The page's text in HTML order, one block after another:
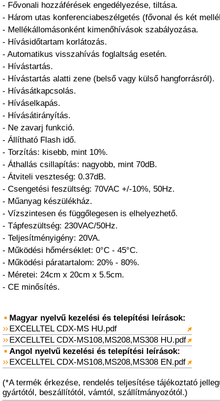
- Fővonali hozzáférések engedélyezése, tiltása.
- Három utas konferenciabeszélgetés (fővonal és két
- Mellékállomásonként kimenőhívások szabályozása.
- Hívásidőtartam korlátozás.
- Automatikus visszahívás foglaltság esetén.
- Hívástartás.
- Hívástartás alatti zene (belső vagy külső hangforrásról).
- Hívásátkapcsolás.
- Híváselkapás.
- Hívásátirányítás.
- Ne zavarj funkció.
- Állítható Flash idő.
- Torzítás: kisebb, mint 10%.
- Áthallás csillapítás: nagyobb, mint 70dB.
- Átviteli veszteség: 0.37dB.
- Csengetési feszültség: 70VAC +/-10%, 50Hz.
- Műanyag készülékház.
- Vízszintesen és függőlegesen is elhelyezhető.
- Tápfeszültség: 230VAC/50Hz.
- Teljesítményigény: 20VA.
- Működési hőmérséklet: 0°C - 45°C.
- Működési páratartalom: 20% - 80%.
- Méretei: 24cm x 20cm x 5.5cm.
- CE minősítés.
Magyar nyelvű kezelési és telepítési leírások:
EXCELLTEL CDX-MS HU.pdf
EXCELLTEL CDX-MS108,MS208,MS308 HU.pdf
Angol nyelvű kezelési és telepítési leírások:
EXCELLTEL CDX-MS108,MS208,MS308 EN.pdf
(*A termék érkezése, rendelés teljesítése tájékoztató
gyártótól, beszállítótól, vámtól, szállítmányozótól.)